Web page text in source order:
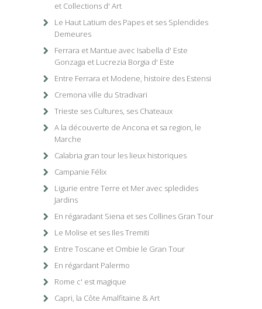
et Collections d' Art
Le Haut Latium des Papes et ses Splendides
Demeures
Ferrara et Mantue avec Isabella d' Este
Gonzaga et Lucrezia Borgia d' Este
Entre Ferrara et Modene, histoire des Estensi
Cremona ville du Stradivari
Trieste ses Cultures, ses Chateaux
A la découverte de Ancona et sa region, le
Marche
Calabria gran tour les lieux historiques
Campanie Félix
Ligurie entre Terre et Mer avec spledides
Jardins
En régaradant Siena et ses Collines Gran Tour
Le Molise et ses Iles Tremiti
Entre Toscane et Ombie le Gran Tour
En régardant Palermo
Rome c' est magique
Capri, la Côte Amalfitaine & Art